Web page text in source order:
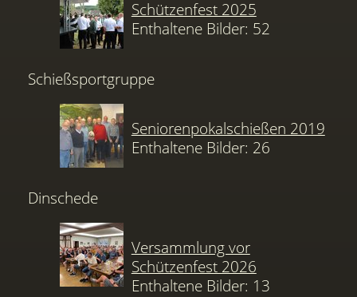
Schützenfest 2025
Enthaltene Bilder: 52
Schießsportgruppe
Seniorenpokalschießen 2019
Enthaltene Bilder: 26
Dinschede
Versammlung vor
Schützenfest 2026
Enthaltene Bilder: 13